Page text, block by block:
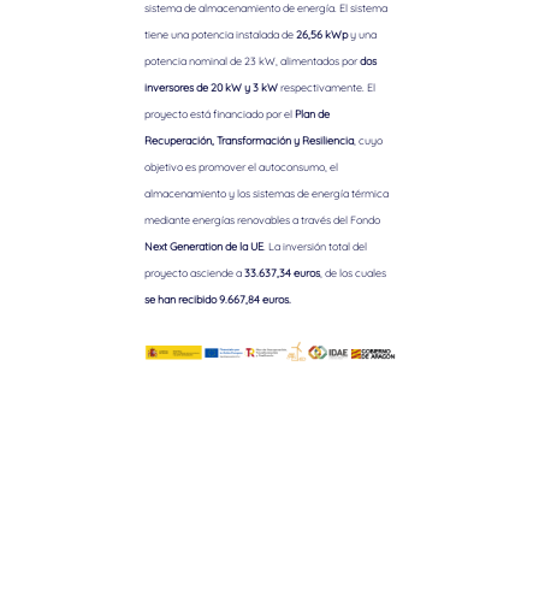
sistema de almacenamiento de energía. El sistema
tiene una potencia instalada de26,56 kWpy una
potencia nominal de 23 kW, alimentados pordos
inversores de 20 kW y 3 kWrespectivamente. El
proyecto está financiado por elPlan de
Recuperación, Transformación y Resiliencia, cuyo
objetivo es promover el autoconsumo, el
almacenamiento y los sistemas de energía térmica
mediante energías renovables a través del Fondo
Next Generation de la UE. La inversión total del
proyecto asciende a33.637,34 euros, de los cuales
se han recibido 9.667,84 euros.